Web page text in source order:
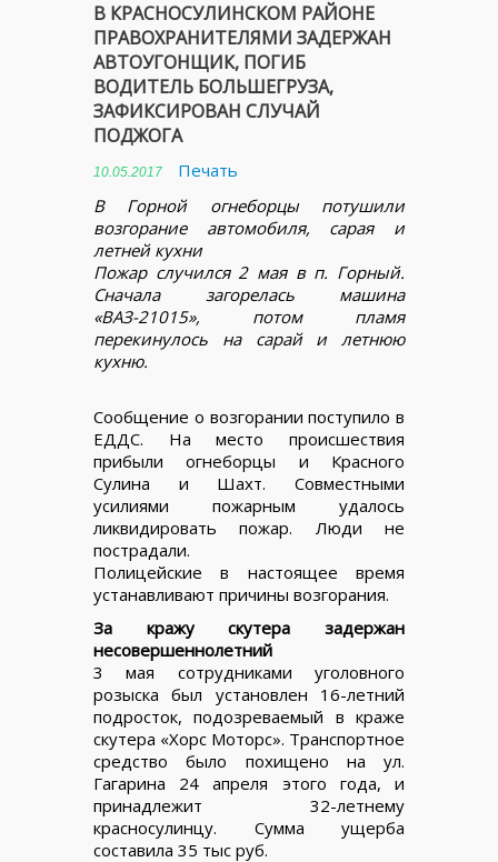
В КРАСНОСУЛИНСКОМ РАЙОНЕ
ПРАВОХРАНИТЕЛЯМИ ЗАДЕРЖАН
АВТОУГОНЩИК, ПОГИБ
ВОДИТЕЛЬ БОЛЬШЕГРУЗА,
ЗАФИКСИРОВАН СЛУЧАЙ
ПОДЖОГА
10.05.2017
Печать
В Горной огнеборцы потушили
возгорание автомобиля, сарая и
летней кухни
Пожар случился 2 мая в п. Горный.
Сначала загорелась машина
«ВАЗ-21015», потом пламя
перекинулось на сарай и летнюю
кухню.
Сообщение о возгорании поступило в
ЕДДС. На место происшествия
прибыли огнеборцы и Красного
Сулина и Шахт. Совместными
усилиями пожарным удалось
ликвидировать пожар. Люди не
пострадали.
Полицейские в настоящее время
устанавливают причины возгорания.
За кражу скутера задержан
несовершеннолетний
3 мая сотрудниками уголовного
розыска был установлен 16-летний
подросток, подозреваемый в краже
скутера «Хорс Моторс». Транспортное
средство было похищено на ул.
Гагарина 24 апреля этого года, и
принадлежит 32-летнему
красносулинцу. Сумма ущерба
составила 35 тыс руб.